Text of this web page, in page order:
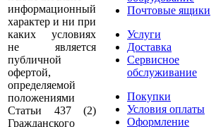
информационный
характер и ни при
каких условиях
не является
публичной
офертой,
определяемой
положениями
Статьи 437 (2)
Гражданского
Почтовые ящики
Услуги
Доставка
Сервисное
обслуживание
Покупки
Условия оплаты
Оформление